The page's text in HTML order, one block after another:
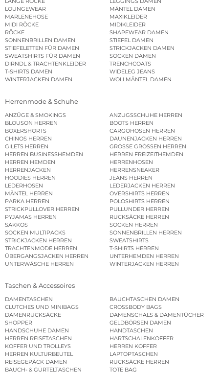
LOUNGEWEAR
MÄNTEL DAMEN
MARLENEHOSE
MAXIKLEIDER
MIDI RÖCKE
MIDIKLEIDER
RÖCKE
SHAPEWEAR DAMEN
SONNENBRILLEN DAMEN
STIEFEL DAMEN
STIEFELETTEN FÜR DAMEN
STRICKJACKEN DAMEN
SWEATSHIRTS FÜR DAMEN
SOCKEN DAMEN
DIRNDL & TRACHTENKLEIDER
TRENCHCOATS
T-SHIRTS DAMEN
WIDELEG JEANS
WINTERJACKEN DAMEN
WOLLMÄNTEL DAMEN
Herrenmode & Schuhe
ANZÜGE & SMOKINGS
ANZUGSSCHUHE HERREN
BLOUSON HERREN
BOOTS HERREN
BOXERSHORTS
CARGOHOSEN HERREN
CHINOS HERREN
DAUNENJACKEN HERREN
GILETS HERREN
GROSSE GRÖSSEN HERREN
HERREN BUSINESSHEMDEN
HERREN FREIZEITHEMDEN
HERREN HEMDEN
HERRENHOSEN
HERRENJACKEN
HERRENSNEAKER
HOODIES HERREN
JEANS HERREN
LEDERHOSEN
LEDERJACKEN HERREN
MÄNTEL HERREN
OVERSHIRTS HERREN
PARKA HERREN
POLOSHIRTS HERREN
STRICKPULLOVER HERREN
PULLUNDER HERREN
PYJAMAS HERREN
RUCKSÄCKE HERREN
SAKKOS
SOCKEN HERREN
SOCKEN MULTIPACKS
SONNENBRILLEN HERREN
STRICKJACKEN HERREN
SWEATSHIRTS
TRACHTENMODE HERREN
T-SHIRTS HERREN
ÜBERGANGSJACKEN HERREN
UNTERHEMDEN HERREN
UNTERWÄSCHE HERREN
WINTERJACKEN HERREN
Taschen & Accessoires
DAMENTASCHEN
BAUCHTASCHEN DAMEN
CLUTCHES UND MINIBAGS
CROSSBODY BAGS
DAMENRUCKSÄCKE
DAMENSCHALS & DAMENTÜCHER
SHOPPER
GELDBÖRSEN DAMEN
HANDSCHUHE DAMEN
HANDTASCHEN
HERREN REISETASCHEN
HARTSCHALENKOFFER
KOFFER UND TROLLEYS
HERREN KOFFER
HERREN KULTURBEUTEL
LAPTOPTASCHEN
REISEGEPÄCK DAMEN
RUCKSÄCKE HERREN
BAUCH- & GÜRTELTASCHEN
TOTE BAG